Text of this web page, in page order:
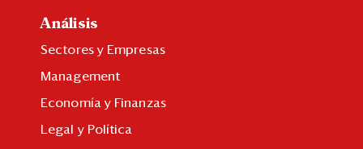
Análisis
Sectores y Empresas
Management
Economía y Finanzas
Legal y Política